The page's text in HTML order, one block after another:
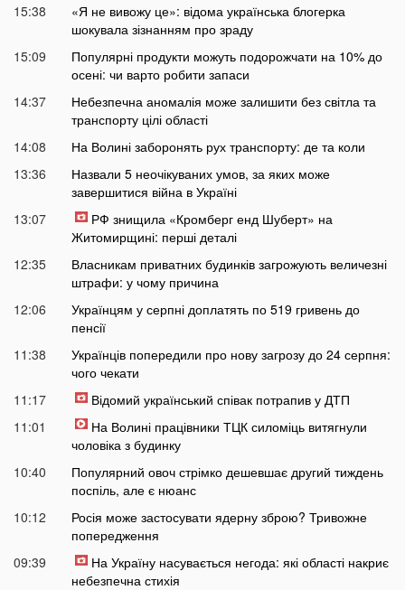
15:38
«Я не вивожу це»: відома українська блогерка
шокувала зізнанням про зраду
15:09
Популярні продукти можуть подорожчати на 10% до
осені: чи варто робити запаси
14:37
Небезпечна аномалія може залишити без світла та
транспорту цілі області
14:08
На Волині заборонять рух транспорту: де та коли
13:36
Назвали 5 неочікуваних умов, за яких може
завершитися війна в Україні
13:07
РФ знищила «Кромберг енд Шуберт» на
Житомирщині: перші деталі
12:35
Власникам приватних будинків загрожують величезні
штрафи: у чому причина
12:06
Українцям у серпні доплатять по 519 гривень до
пенсії
11:38
Українців попередили про нову загрозу до 24 серпня:
чого чекати
11:17
Відомий український співак потрапив у ДТП
11:01
На Волині працівники ТЦК силоміць витягнули
чоловіка з будинку
10:40
Популярний овоч стрімко дешевшає другий тиждень
поспіль, але є нюанс
10:12
Росія може застосувати ядерну зброю? Тривожне
попередження
09:39
На Україну насувається негода: які області накриє
небезпечна стихія